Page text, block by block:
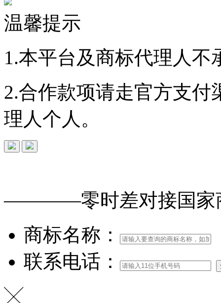
温馨提示
1.本平台及商标代理人不
2.合作款项请走官方支
理人个人。
————零时差对接国
商标名称：
联系电话：
╳